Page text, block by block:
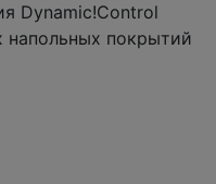
Dynamic!Control
напольных покрытий